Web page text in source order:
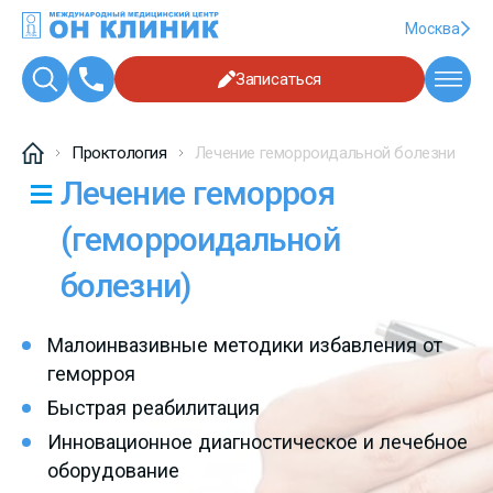
Москва
Записаться
Проктология Лечение геморроидальной болезни
Лечение геморроя
(геморроидальной
болезни)
Малоинвазивные методики избавления от
геморроя
Быстрая реабилитация
Инновационное диагностическое и лечебное
оборудование